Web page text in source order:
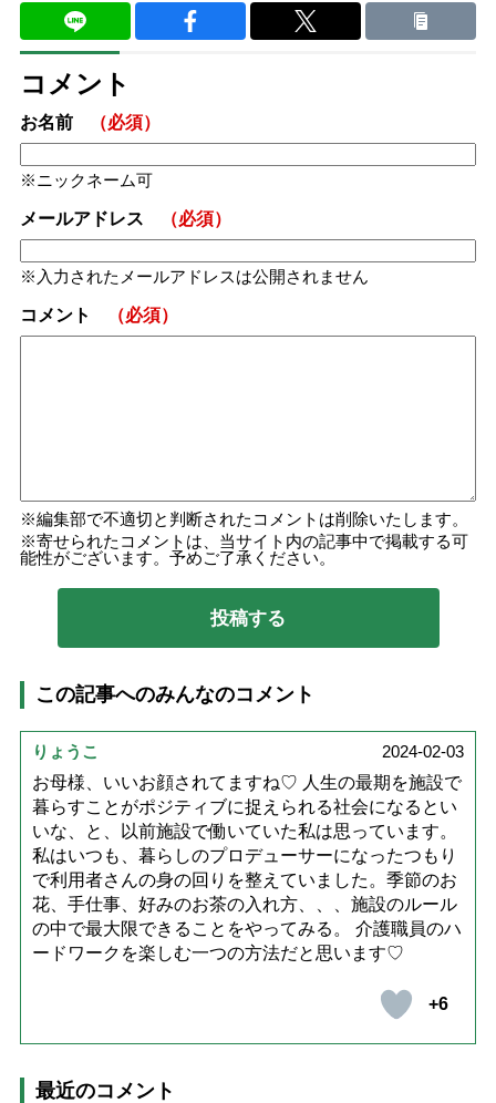
コメント
お名前 （必須）
ニックネーム可
メールアドレス （必須）
入力されたメールアドレスは公開されません
コメント （必須）
編集部で不適切と判断されたコメントは削除いたします。
寄せられたコメントは、当サイト内の記事中で掲載する可
能性がございます。予めご了承ください。
この記事へのみんなのコメント
りょうこ
2024-02-03
お母様、いいお顔されてますね♡ 人生の最期を施設で
暮らすことがポジティブに捉えられる社会になるとい
いな、と、以前施設で働いていた私は思っています。
私はいつも、暮らしのプロデューサーになったつもり
で利用者さんの身の回りを整えていました。季節のお
花、手仕事、好みのお茶の入れ方、、、施設のルール
の中で最大限できることをやってみる。 介護職員のハ
ードワークを楽しむ一つの方法だと思います♡
+6
最近のコメント